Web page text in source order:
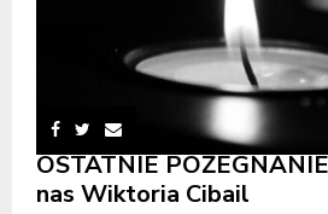
OSTATNIE
nas Wiktoria Cibail